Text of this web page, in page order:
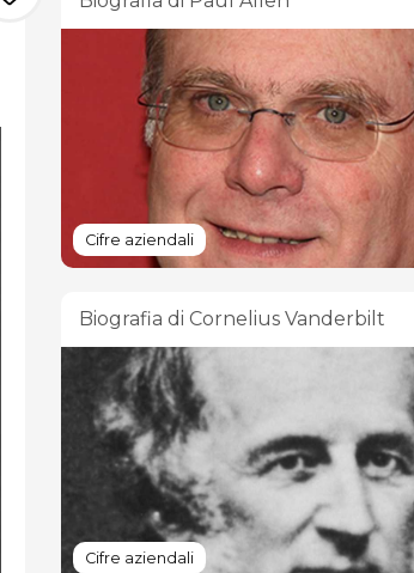
Cifre aziendali
Biografia di Cornelius Vanderbilt
Cifre aziendali